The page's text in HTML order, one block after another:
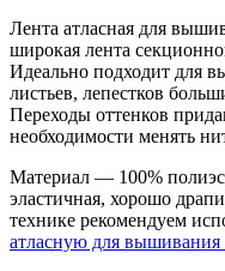
Лента атласная для
широкая лента
Идеально подходит для
листьев, лепестков
Переходы оттенков
необходимости менять
Материал — 100%
эластичная, хорошо
технике рекомендуем
атласную для вышивания